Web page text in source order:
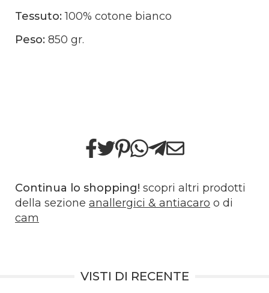
Tessuto:100% cotone bianco
Peso: 850 gr.
Continua lo shopping! scopri altri prodotti
della sezione anallergici & antiacaro o di
cam
VISTI DI RECENTE